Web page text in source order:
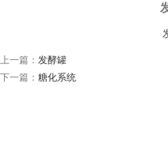
上一篇： 发酵罐
下一篇： 糖化系统